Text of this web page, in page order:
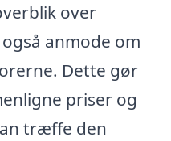
over
anmode om
Dette gør
priser og
træffe den